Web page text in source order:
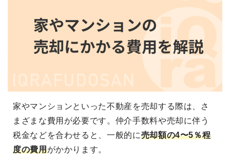
家やマンションといった不動産を売却する際は、さ
まざまな費用が必要です。仲介手数料や売却に伴う
税金などを合わせると、一般的に売却額の4〜5％程
度の費用がかかります。